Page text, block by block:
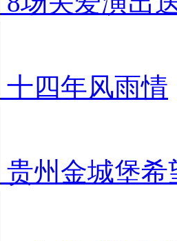
十四年风雨情
贵州金城堡希